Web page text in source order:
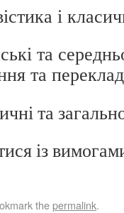
і
та
та
та
із
thepermalink.